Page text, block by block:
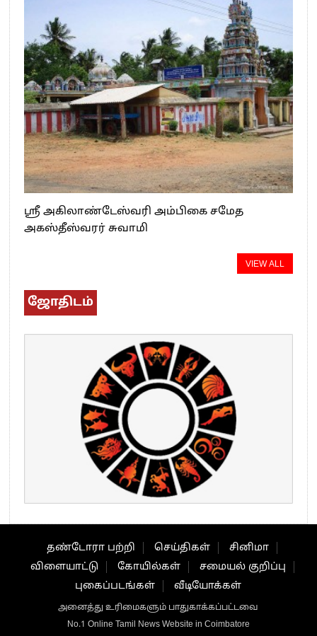
ஸ்ரீ அகிலாண்டேஸ்வரி அம்பிகை சமேத
அகஸ்தீஸ்வரர் சுவாமி
VIEW ALL
ஜோதிடம்
தண்டோரா பற்றி செய்திகள்
சினிமா
விளையாட்டு
கோயில்கள்
சமையல் குறிப்பு
புகைப்படங்கள்
வீடியோக்கள்
அனைத்து உரிமைகளும் பாதுகாக்கப்பட்டவை
No.1 Online Tamil News Website in Coimbatore